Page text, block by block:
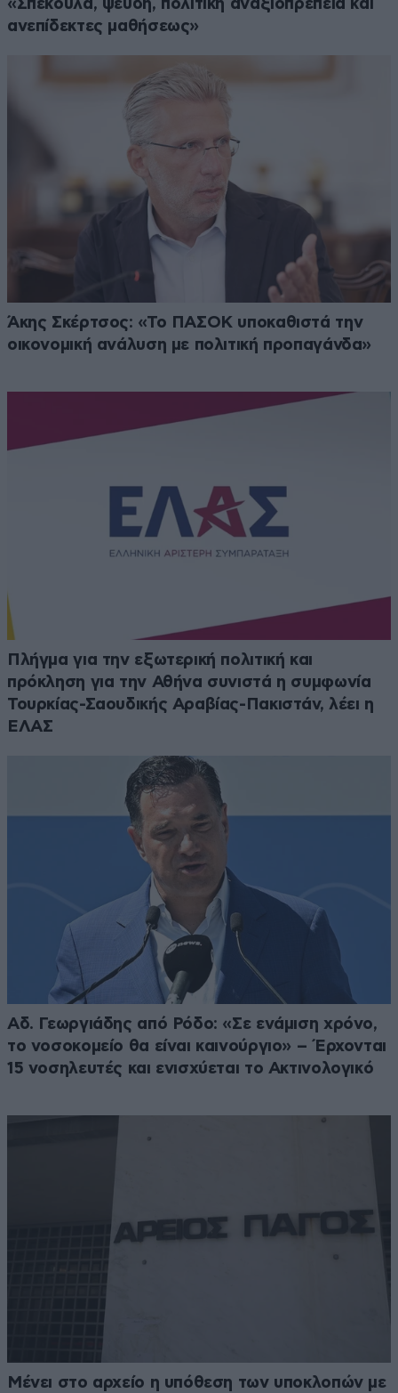
«Σπέκουλα, ψεύδη, πολιτική αναξιοπρέπεια και
ανεπίδεκτες μαθήσεως»
Άκης Σκέρτσος: «Το ΠΑΣΟΚ υποκαθιστά την
οικονομική ανάλυση με πολιτική προπαγάνδα»
Πλήγμα για την εξωτερική πολιτική και
πρόκληση για την Αθήνα συνιστά η συμφωνία
Τουρκίας-Σαουδικής Αραβίας-Πακιστάν, λέει η
ΕΛΑΣ
Αδ. Γεωργιάδης από Ρόδο: «Σε ενάμιση χρόνο,
το νοσοκομείο θα είναι καινούργιο» – Έρχονται
15 νοσηλευτές και ενισχύεται το Ακτινολογικό
Μένει στο αρχείο η υπόθεση των υποκλοπών με